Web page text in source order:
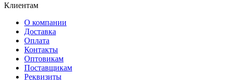
Клиентам
О компании
Доставка
Оплата
Контакты
Оптовикам
Поставщикам
Реквизиты